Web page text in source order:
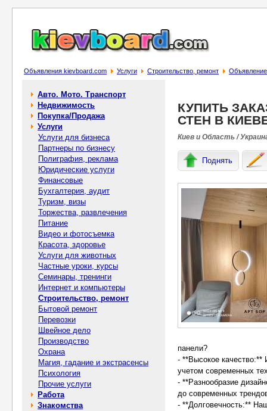
Объявления kievboard.com Услуги Строительство, ремонт
Авто. Мото. Транспорт
Недвижимость
Покупка/Продажа
Услуги
Услуги для бизнеса
Партнеры по бизнесу
Полиграфия, реклама
Юридические услуги
Финансовые
Бухгалтерия, аудит
Туризм, визы
Торжества, развлечения
Питание
Видео и фотосъемка
Красота, здоровье
Услуги для животных
Частные уроки, курсы
Семинары, тренинги
Интернет и компьютеры
Строительство, ремонт
Бытовой ремонт
Перевозки
Швейное дело
Производство
Охрана
Магия, гадание и экстрасенсы
Психология
Прочие услуги
Работа
Знакомства
КУПИТЬ
СТЕН В
Киев и Область /
Поднять
панели?
- **Высокое качество:**
учетом современных
- **Разнообразие
до современных
- **Долговечность:**